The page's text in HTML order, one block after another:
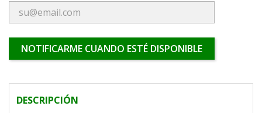
NOTIFICARME CUANDO ESTÉ DISPONIBLE
DESCRIPCIÓN